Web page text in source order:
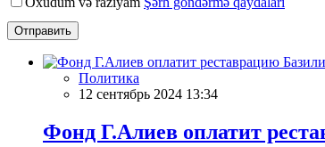
Отправить
Политика
12 сентябрь 2024 13:34
Фонд Г.Алиев оплатит